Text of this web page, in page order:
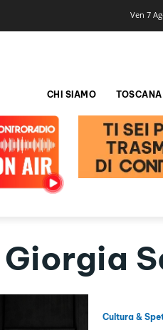
Ven 7
CHI SIAMO TOSCANA
Giorgia
Cultura &